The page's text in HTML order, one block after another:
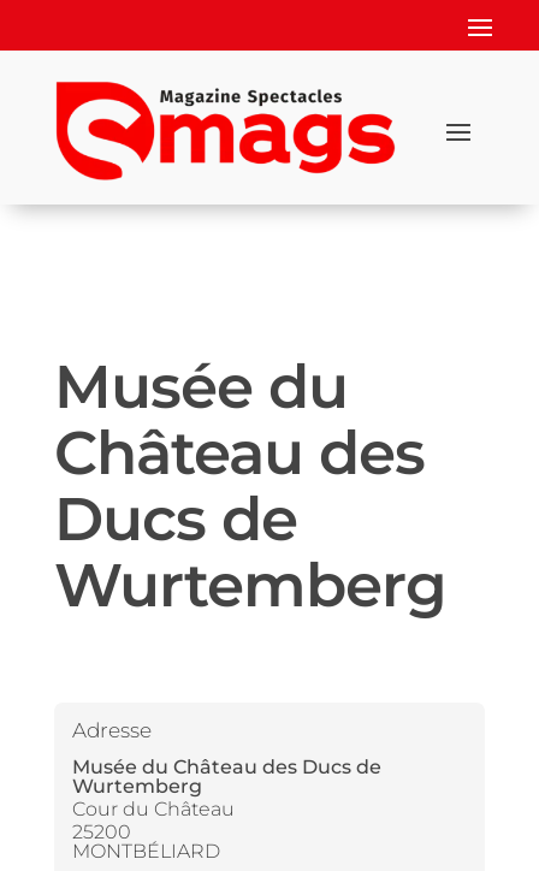
Musée du
Château des
Ducs de
Wurtemberg
Adresse
Musée du Château des Ducs de
Wurtemberg
Cour du Château
25200
MONTBÉLIARD